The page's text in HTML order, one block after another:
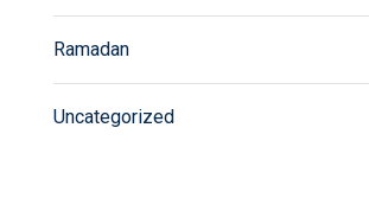
Ramadan
Uncategorized